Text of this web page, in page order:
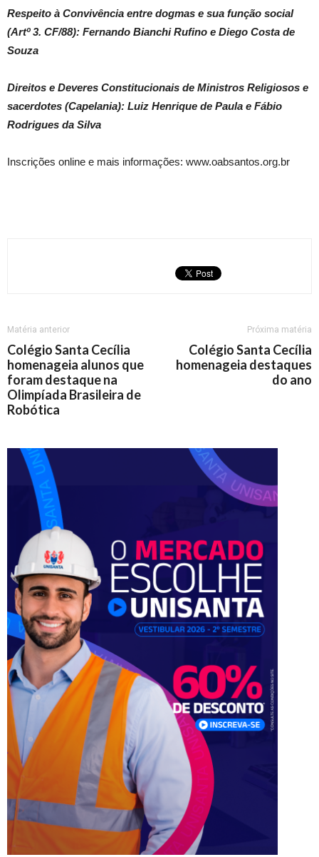
Respeito à Convivência entre dogmas e sua função social
(Artº 3. CF/88): Fernando Bianchi Rufino e Diego Costa de
Souza
Direitos e Deveres Constitucionais de Ministros Religiosos e
sacerdotes (Capelania): Luiz Henrique de Paula e Fábio
Rodrigues da Silva
Inscrições online e mais informações: www.oabsantos.org.br
Matéria anterior
Colégio Santa Cecília
homenageia alunos que
foram destaque na
Olimpíada Brasileira de
Robótica
Próxima matéria
Colégio Santa Cecília
homenageia destaques
do ano